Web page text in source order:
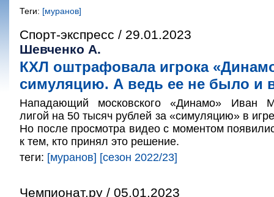
Теги: [муранов]
Спорт-экспресс / 29.01.2023
Шевченко А.
КХЛ оштрафовала игрока
симуляцию. А ведь ее не было и
Нападающий московского «Динамо» Иван
лигой на 50 тысяч рублей за «симуляцию» в
Но после просмотра видео с моментом
к тем, кто принял это решение.
теги: [муранов] [сезон 2022/23]
Чемпионат.ру / 05.01.2023